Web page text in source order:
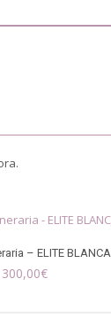
– ELITE BLANCA
300,00€